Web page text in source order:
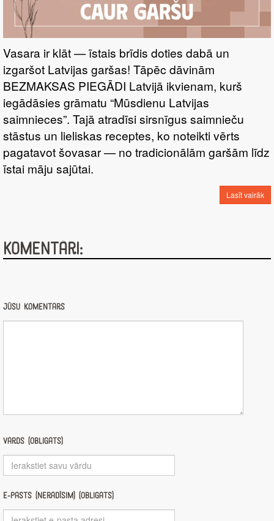
Vasara ir klāt — īstais brīdis doties dabā un
izgaršot Latvijas garšas! Tāpēc dāvinām
BEZMAKSAS PIEGĀDI Latvijā ikvienam, kurš
iegādāsies grāmatu “Mūsdienu Latvijas
saimnieces”. Tajā atradīsi sirsnīgus saimnieču
stāstus un lieliskas receptes, ko noteikti vērts
pagatavot šovasar — no tradicionālām garšām līdz
īstai māju sajūtai.
Lasīt vairāk
Komentāri:
Jūsu komentārs
Vārds (obligāts)
E-pasts (nerādīsim) (obligāts)